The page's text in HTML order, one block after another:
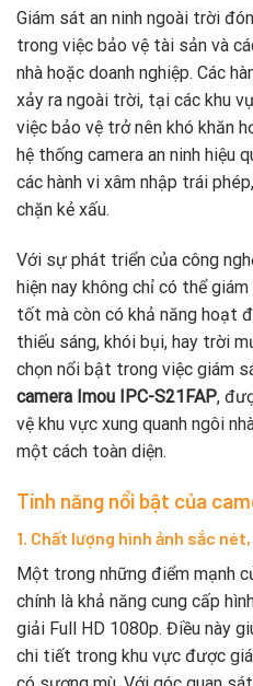
Giám sát an ninh ngoài trời
trong việc bảo vệ tài sản và
nhà hoặc doanh nghiệp. Các
xảy ra ngoài trời, tại các khu
việc bảo vệ trở nên khó khăn
hệ thống camera an ninh hiệu
các hành vi xâm nhập trái
chặn kẻ xấu.
Với sự phát triển của công
hiện nay không chỉ có thể
tốt mà còn có khả năng hoạt
thiếu sáng, khói bụi, hay trời
chọn nổi bật trong việc giám
camera Imou IPC-S21FAP,
vệ khu vực xung quanh ngôi
một cách toàn diện.
Tính năng nổi bật của
1. Chất lượng hình ảnh sắc
Một trong những điểm mạnh
chính là khả năng cung cấp
giải Full HD 1080p. Điều này
chi tiết trong khu vực được